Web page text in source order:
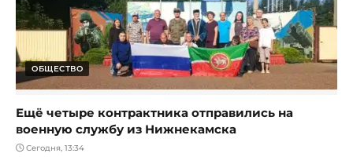
ОБЩЕСТВО
Ещё четыре контрактника отправились на
военную службу из Нижнекамска
Сегодня, 13:34